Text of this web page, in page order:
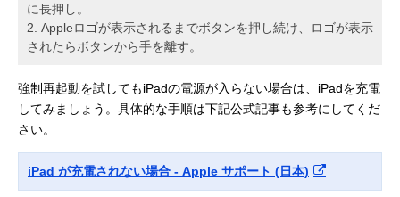
に長押し。
2. Appleロゴが表示されるまでボタンを押し続け、ロゴが表示
されたらボタンから手を離す。
強制再起動を試してもiPadの電源が入らない場合は、iPadを充電
してみましょう。具体的な手順は下記公式記事も参考にしてくだ
さい。
iPad が充電されない場合 - Apple サポート (日本)